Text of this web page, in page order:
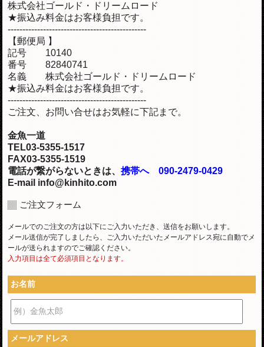
株式会社ゴールド・ドリームロード
★振込み料金はお客様負担です。
-----------------------------------------------
【郵便局 】
記号 10140
番号 82840741
名義 株式会社ゴールド・ドリームロード
★振込み料金はお客様負担です。
-----------------------------------------------
ご注文、お問い合せはお気軽に下記まで。
金魚一道
TEL03-5355-1517
FAX03-5355-1519
電話が繋がらないときは、携帯へ 090-2479-0429
E-mail info@kinhito.com
ご注文フォーム
メールでのご注文の方は以下にご入力いただき、送信をお願いします。
メール送信が完了しましたら、ご入力いただいたメールアドレス宛に自動でメ
ールが送られますのでご確認ください。
入力項目は全て必須項目となります。
お名前
例）金魚太郎
メールアドレス